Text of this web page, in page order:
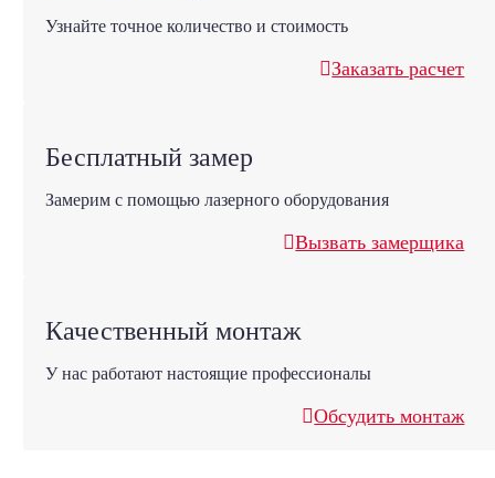
Узнайте точное количество и стоимость
Заказать расчет
Бесплатный замер
Замерим с помощью лазерного оборудования
Вызвать замерщика
Качественный монтаж
У нас работают настоящие профессионалы
Обсудить монтаж